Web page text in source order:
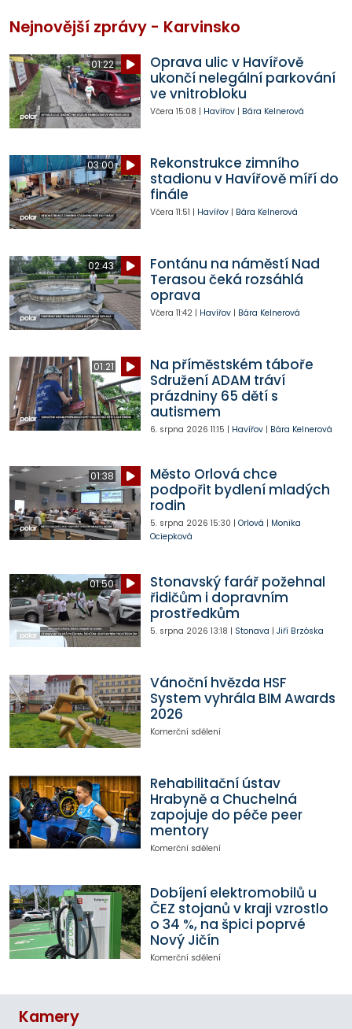
Nejnovější zprávy - Karvinsko
01:22
Oprava ulic v Havířově
ukončí nelegální parkování
ve vnitrobloku
Včera 15:08 | Havířov| Bára Kelnerová
03:00
Rekonstrukce zimního
stadionu v Havířově míří do
finále
Včera 11:51 | Havířov| Bára Kelnerová
02:43
Fontánu na náměstí Nad
Terasou čeká rozsáhlá
oprava
Včera 11:42| Havířov| Bára Kelnerová
01:21
Na příměstském táboře
Sdružení ADAM tráví
prázdniny 65 dětí s
autismem
6. srpna 2026 11:15 | Havířov| Bára Kelnerová
01:38
Město Orlová chce
podpořit bydlení mladých
rodin
5. srpna 2026 15:30 | Orlová | Monika
Ociepková
01:50
Stonavský farář požehnal
řidičům i dopravním
prostředkům
5. srpna 2026 13:18 | Stonava | Jiří Brzóska
Vánoční hvězda HSF
System vyhrála BIM Awards
2026
Komerční sdělení
Rehabilitační ústav
Hrabyně a Chuchelná
zapojuje do péče peer
mentory
Komerční sdělení
Dobíjení elektromobilů u
ČEZ stojanů v kraji vzrostlo
o 34 %, na špici poprvé
Nový Jičín
Komerční sdělení
Kamery